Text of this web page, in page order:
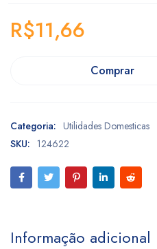
R$11,66
Comprar
Categoria: Utilidades Domesticas
SKU: 124622
Informação adicional